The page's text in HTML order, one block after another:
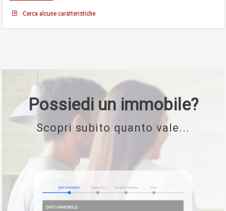
Cerca alcune caratteristiche
Possiedi un immobile?
Scopri subito quanto vale...